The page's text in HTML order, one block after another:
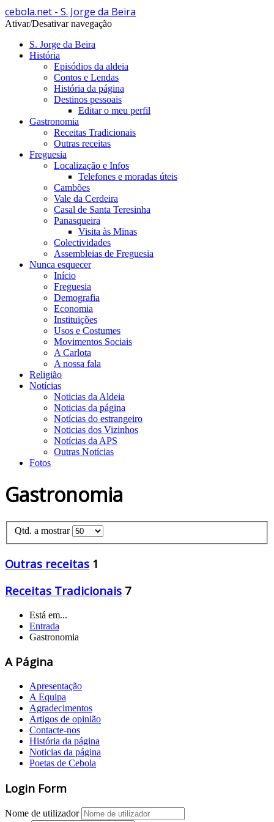
cebola.net - S. Jorge da Beira
Ativar/Desativar navegação
S. Jorge da Beira
História
Episódios da aldeia
Contos e Lendas
História da página
Destinos pessoais
Editar o meu perfil
Gastronomia
Receitas Tradicionais
Outras receitas
Freguesia
Localização e Infos
Telefones e moradas úteis
Cambões
Vale da Cerdeira
Casal de Santa Teresinha
Panasqueira
Visita às Minas
Colectividades
Assembleias de Freguesia
Nunca esquecer
Início
Freguesia
Demografia
Economia
Instituições
Usos e Costumes
Movimentos Sociais
A Carlota
A nossa fala
Religião
Notícias
Noticias da Aldeia
Noticias da página
Notícias do estrangeiro
Noticias dos Vizinhos
Notícias da APS
Outras Notícias
Fotos
Gastronomia
Qtd. a mostrar
Outras receitas 1
Receitas Tradicionais 7
Está em...
Entrada
Gastronomia
A Página
Apresentação
A Equipa
Agradecimentos
Artigos de opinião
Contacte-nos
História da página
Noticias da página
Poetas de Cebola
Login Form
Nome de utilizador